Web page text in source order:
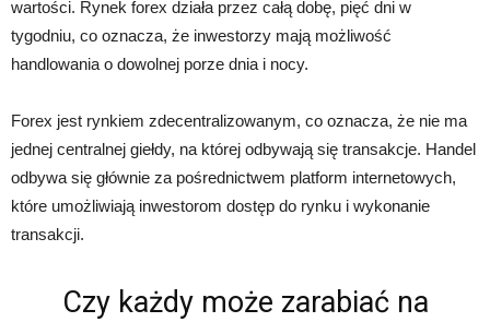
wartości. Rynek forex działa przez całą dobę, pięć dni w
tygodniu, co oznacza, że inwestorzy mają możliwość
handlowania o dowolnej porze dnia i nocy.
Forex jest rynkiem zdecentralizowanym, co oznacza, że nie ma
jednej centralnej giełdy, na której odbywają się transakcje. Handel
odbywa się głównie za pośrednictwem platform internetowych,
które umożliwiają inwestorom dostęp do rynku i wykonanie
transakcji.
Czy każdy może zarabiać na